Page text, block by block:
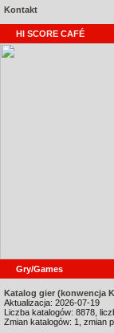
Kontakt
HI SCORE CAFÉ
Gry/Games
Katalog gier (konwencja
Aktualizacja: 2026-07-19
Liczba katalogów: 8878,
Zmian katalogów: 1, zmian